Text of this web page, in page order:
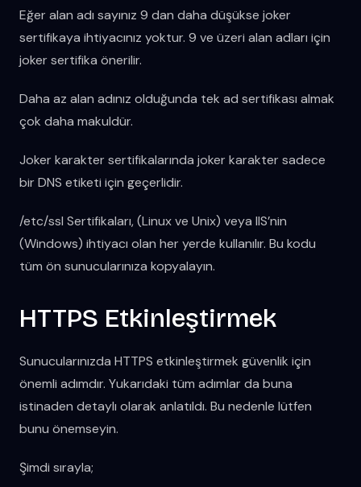
Eğer alan adı sayınız 9 dan daha düşükse joker
sertifikaya ihtiyacınız yoktur. 9 ve üzeri alan adları için
joker sertifika önerilir.
Daha az alan adınız olduğunda tek ad sertifikası almak
çok daha makuldür.
Joker karakter sertifikalarında joker karakter sadece
bir DNS etiketi için geçerlidir.
/etc/ssl Sertifikaları, (Linux ve Unix) veya IIS’nin
(Windows) ihtiyacı olan her yerde kullanılır. Bu kodu
tüm ön sunucularınıza kopyalayın.
HTTPS Etkinleştirmek
Sunucularınızda HTTPS etkinleştirmek güvenlik için
önemli adımdır. Yukarıdaki tüm adımlar da buna
istinaden detaylı olarak anlatıldı. Bu nedenle lütfen
bunu önemseyin.
Şimdi sırayla;